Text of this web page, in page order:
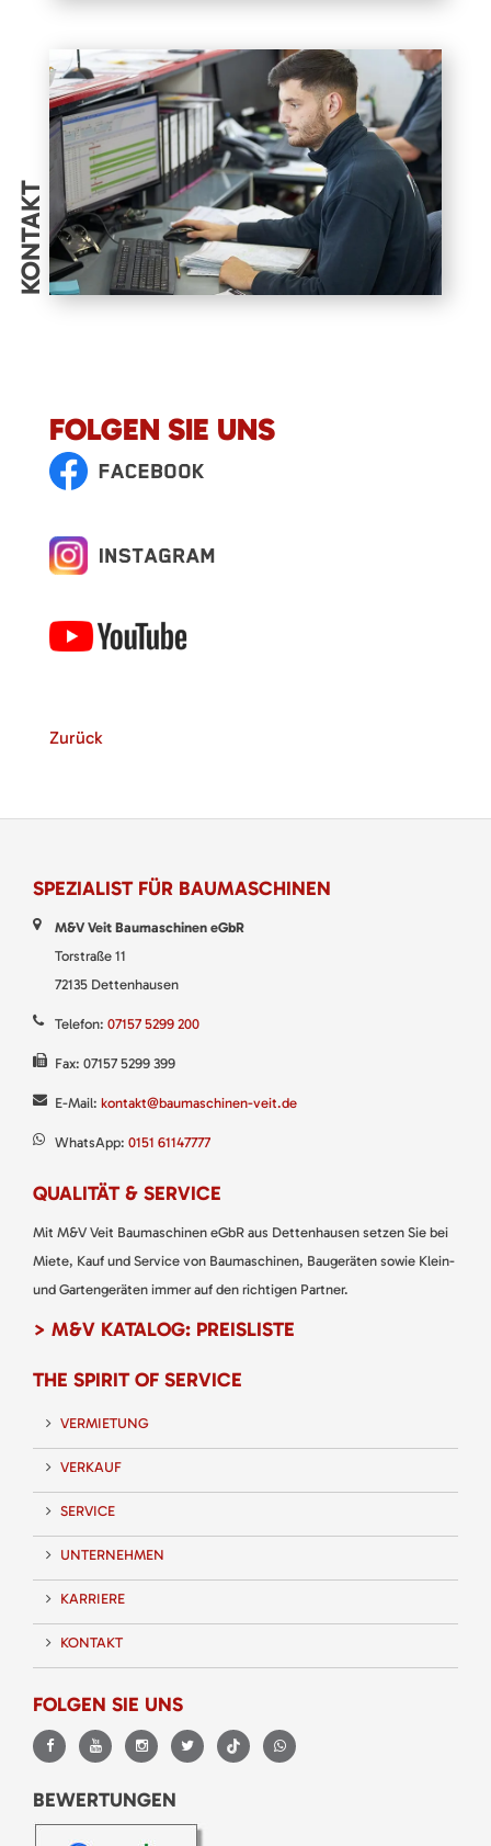
KONTAKT
FOLGEN SIE UNS
Zurück
SPEZIALIST FÜR BAUMASCHINEN
M&V Veit Baumaschinen eGbR
Torstraße 11
72135 Dettenhausen
Telefon: 07157 5299 200
Fax: 07157 5299 399
E-Mail: kontakt@baumaschinen-veit.de
WhatsApp: 0151 61147777
QUALITÄT & SERVICE
Mit M&V Veit Baumaschinen eGbR aus Dettenhausen setzen Sie bei
Miete, Kauf und Service von Baumaschinen, Baugeräten sowie Klein-
und Gartengeräten immer auf den richtigen Partner.
> M&V KATALOG: PREISLISTE
THE SPIRIT OF SERVICE
VERMIETUNG
VERKAUF
SERVICE
UNTERNEHMEN
KARRIERE
KONTAKT
FOLGEN SIE UNS
BEWERTUNGEN